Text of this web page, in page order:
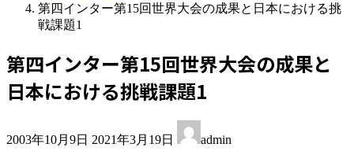
第四インター第15回世界大会の成果と日本における挑
戦課題1
第四インター第15回世界大会の成果と
日本における挑戦課題1
2003年10月9日 終
2021年3月19日 admin